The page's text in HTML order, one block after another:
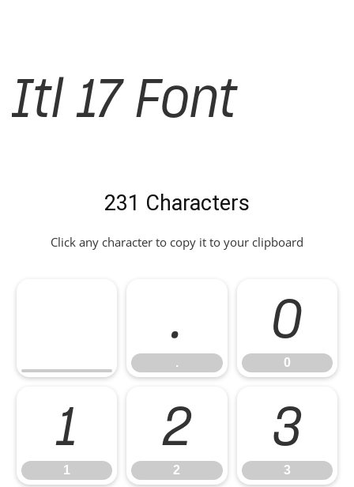
Itl 17 Font
231 Characters
Click any character to copy it to your clipboard
.
.
0
0
1
1
2
2
3
3